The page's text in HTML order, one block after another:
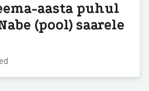
aasta puhul
(pool) saarele